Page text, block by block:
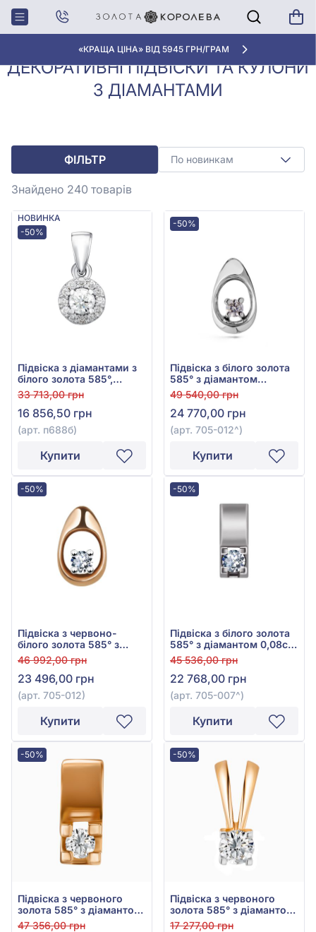
«КРАЩА ЦІНА» ВІД 5945 ГРН/ГРАМ
Головна
Кулони, Підвіски з
діамантами
Декоративні підвіски та
кулони з діамантами
ДЕКОРАТИВНІ ПІДВІСКИ ТА КУЛОНИ
З ДІАМАНТАМИ
ФІЛЬТР По новинкам
Знайдено 240 товарів
НОВИНКА
-50%
Підвіска з діамантами з
білого золота 585°,
Діамант 0,15ct, арт.
п688б
33 713,00 грн
16 856,50 грн
(арт. п688б)
Купити
-50%
Підвіска з білого золота
585° з діамантом
0,075ct, арт. 705-012^
49 540,00 грн
24 770,00 грн
(арт. 705-012^)
Купити
-50%
Підвіска з червоно-
білого золота 585° з
діамантом 0,08ct, арт.
705-012
46 992,00 грн
23 496,00 грн
(арт. 705-012)
Купити
-50%
Підвіска з білого золота
585° з діамантом 0,08ct,
арт. 705-007
45 536,00 грн
22 768,00 грн
(арт. 705-007^)
Купити
-50%
Підвіска з червоного
золота 585° з діамантом
0,08ct, арт. 705-007
47 356,00 грн
-50%
Підвіска з червоного
золота 585° з діамантом
0,08ct, арт. Пк7629
17 277,00 грн